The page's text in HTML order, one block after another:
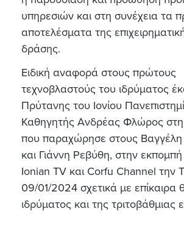
υπηρεσιών και στη συνέχεια τα
αποτελέσματα της
δράσης.
Ειδική αναφορά στους πρώτους
τεχνοβλαστούς του ιδρύματος
Πρύτανης του Ιονίου
Καθηγητής Ανδρέας Φλώρος στη
που παραχώρησε στους Βαγγέλη
και Γιάννη Ρεβύθη, στην
Ionian TV και Corfu Channel την
09/01/2024 σχετικά με επίκαιρα
ιδρύματος και της τριτοβάθμιας